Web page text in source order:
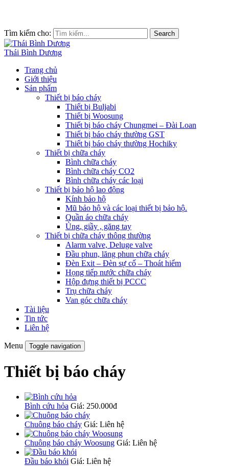
Tìm kiếm cho: Search
Thái Bình Dương
Trang chủ
Giới thiệu
Sản phẩm
Thiết bị báo cháy
Thiết bị Buljabi
Thiết bị Woosung
Thiết bị báo cháy Chungmei – Đài Loan
Thiết bị báo cháy thường GST
Thiết bị báo cháy thường Hochiky
Thiết bị chữa cháy
Bình chữa cháy
Bình chữa cháy CO2
Bình chữa cháy các loại
Thiết bị bảo hộ lao động
Kính bảo hộ
Mũ bảo hộ và các loại thiết bị bảo hộ.
Quần áo chữa cháy
Ủng, giầy , găng tay
Thiết bị chữa cháy thông thường
Alarm valve, Deluge valve
Đầu phun, lăng phun chữa cháy
Đèn Exit – Đèn sự cố – Thoát hiểm
Họng tiếp nước chữa cháy
Hộp đựng thiết bị PCCC
Trụ chữa cháy
Van góc chữa cháy
Tài liệu
Tin tức
Liên hệ
Menu Toggle navigation
Thiết bị báo cháy
Bình cứu hỏa Giá: 250.000đ
Chuông báo cháy Giá: Liên hệ
Chuông báo cháy Woosung Giá: Liên hệ
Đầu báo khói Giá: Liên hệ